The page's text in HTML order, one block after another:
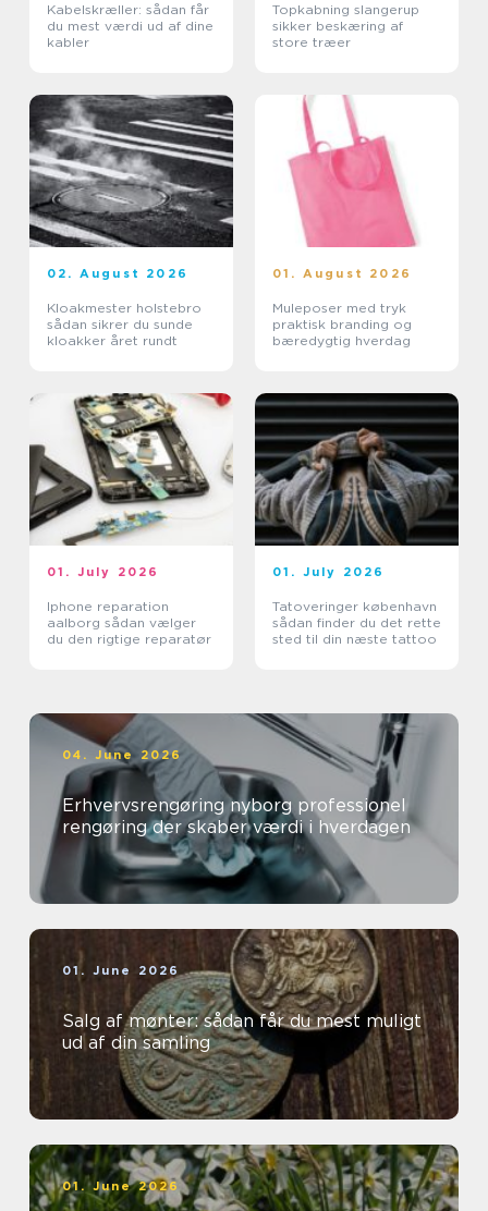
Kabelskræller: sådan får
du mest værdi ud af dine
kabler
Topkabning slangerup
sikker beskæring af
store træer
02. August 2026
Kloakmester holstebro
sådan sikrer du sunde
kloakker året rundt
01. August 2026
Muleposer med tryk
praktisk branding og
bæredygtig hverdag
01. July 2026
Iphone reparation
aalborg sådan vælger
du den rigtige reparatør
01. July 2026
Tatoveringer københavn
sådan finder du det rette
sted til din næste tattoo
04. June 2026
Erhvervsrengøring nyborg professionel
rengøring der skaber værdi i hverdagen
01. June 2026
Salg af mønter: sådan får du mest muligt
ud af din samling
01. June 2026